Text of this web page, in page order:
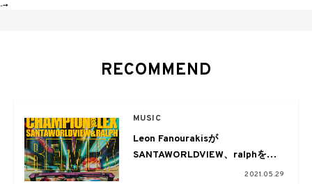
-->
RECOMMEND
MUSIC
Leon Fanourakisが
SANTAWORLDVIEW、ralphを迎
えた「CHAMPION feat. LEX」の
2021.05.29